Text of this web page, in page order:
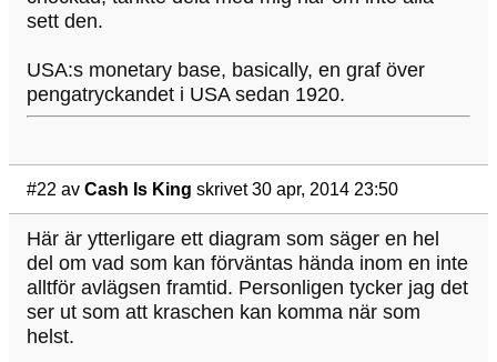
sett den.
USA:s monetary base, basically, en graf över
pengatryckandet i USA sedan 1920.
#22 av Cash Is King skrivet 30 apr, 2014 23:50
Här är ytterligare ett diagram som säger en hel
del om vad som kan förväntas hända inom en inte
alltför avlägsen framtid. Personligen tycker jag det
ser ut som att kraschen kan komma när som
helst.